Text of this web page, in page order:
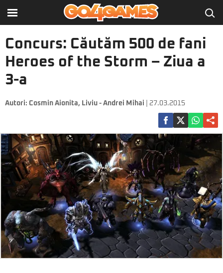
Concurs: Căutăm 500 de fani
Heroes of the Storm – Ziua a
3-a
Autori: Cosmin Aionita, Liviu - Andrei Mihai | 27.03.2015